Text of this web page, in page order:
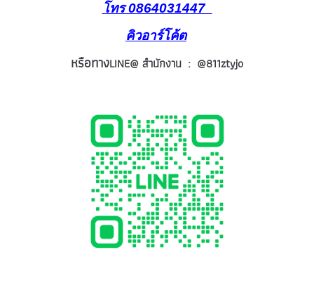
โทร 0864031447
คิวอาร์โค้ต
หรือทางLINE@ สำนักงาน : @811ztyjo